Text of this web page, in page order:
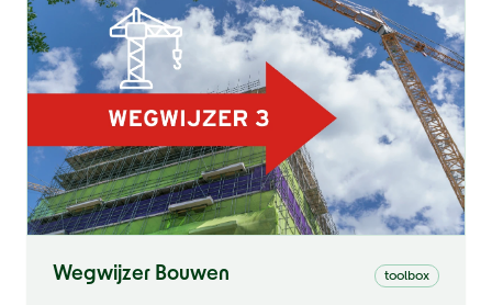
toolbox
Wegwijzer Bouwen